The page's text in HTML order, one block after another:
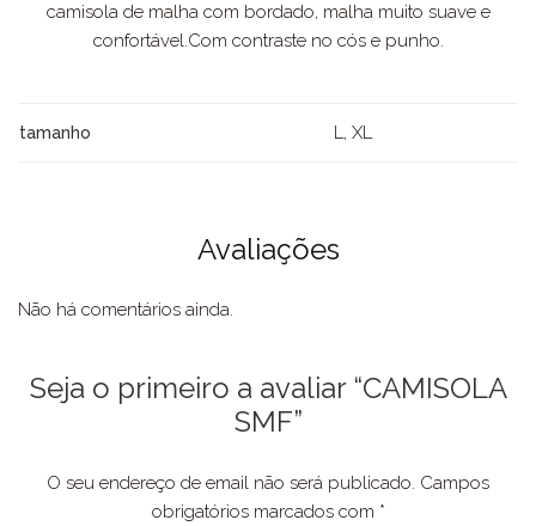
camisola de malha com bordado, malha muito suave e
confortável.Com contraste no cós e punho.
tamanho L, XL
Avaliações
Não há comentários ainda.
Seja o primeiro a avaliar “CAMISOLA
SMF”
O seu endereço de email não será publicado. Campos
obrigatórios marcados com *